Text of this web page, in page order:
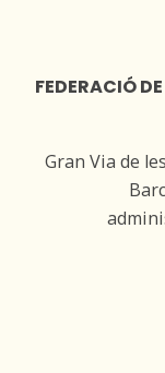
FEDERACIÓ
Gran Via de